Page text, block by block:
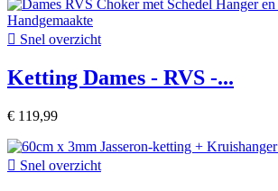
 Snel overzicht
Ketting Dames - RVS -...
€ 119,99
 Snel overzicht